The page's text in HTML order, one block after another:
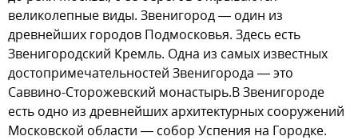
великолепные виды. Звенигород — один из
древнейших городов Подмосковья. Здесь есть
Звенигородский Кремль. Одна из самых известных
достопримечательностей Звенигорода — это
Саввино-Сторожевский монастырь.В Звенигороде
есть одно из древнейших архитектурных сооружений
Московской области — собор Успения на Городке.